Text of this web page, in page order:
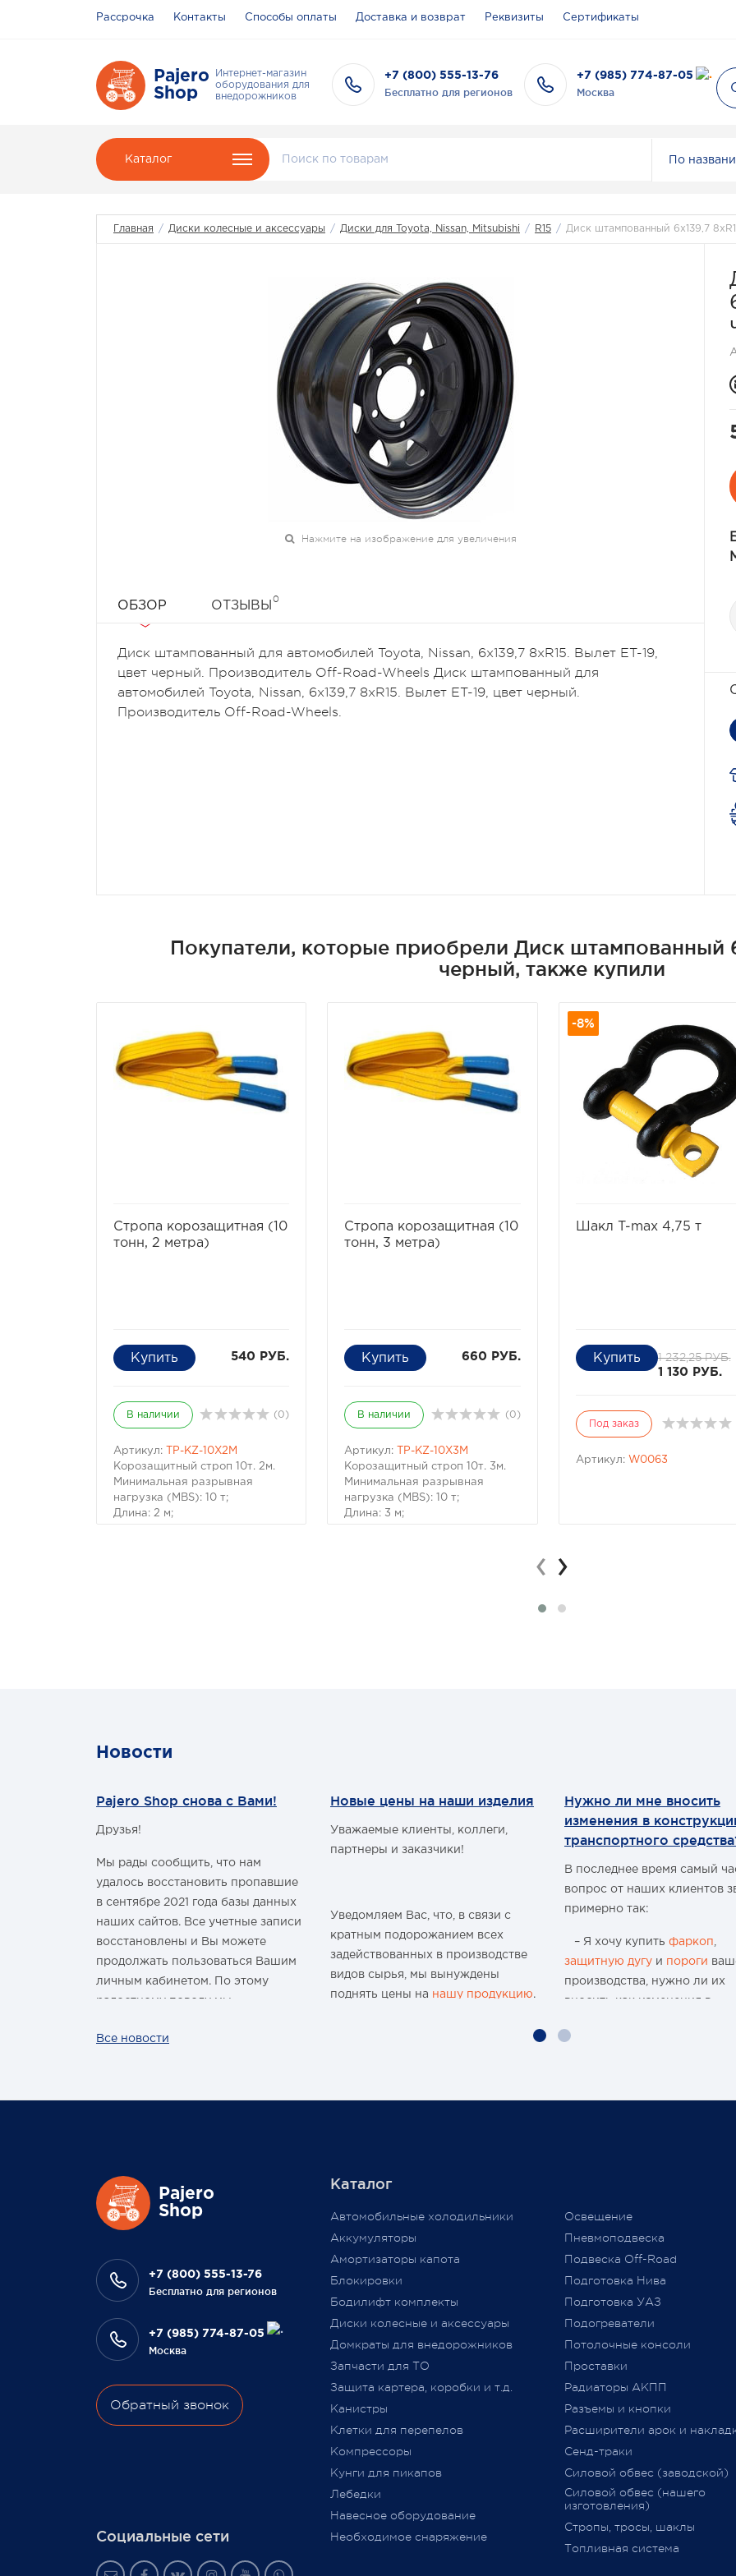
Рассрочка Контакты Способы оплаты Доставка и возврат Реквизиты Сертификаты
Pajero
Shop
Интернет-магазин
оборудования для
внедорожников
+7 (800) 555-13-76
Бесплатно для регионов
+7 (985) 774-87-05
Москва
Каталог По
Главная / Диски колесные и аксессуары / Диски для Toyota, Nissan, Mitsubishi / R15 / Диск штампованный 6x139,7
Нажмите на изображение для увеличения
ОБЗОР ОТЗЫВЫ
0
Диск штампованный для автомобилей Toyota, Nissan, 6x139,7 8xR15. Вылет ET-19,
цвет черный. Производитель Off-Road-Wheels Диск штампованный для
автомобилей Toyota, Nissan, 6x139,7 8xR15. Вылет ET-19, цвет черный.
Производитель Off-Road-Wheels.
Покупатели, которые приобрели Диск штампованный
черный, также купили
Стропа корозащитная (10
тонн, 2 метра)
540 РУБ.
В наличии (0)
Артикул:
TP-KZ-10X2M
Корозащитный строп 10т. 2м.
Минимальная разрывная
нагрузка (MBS): 10 т;
Длина: 2 м;
Стропа корозащитная (10
тонн, 3 метра)
660 РУБ.
В наличии (0)
Артикул:
TP-KZ-10X3M
Корозащитный строп 10т. 3м.
Минимальная разрывная
нагрузка (MBS): 10 т;
Длина: 3 м;
-8%
Шакл T-max 4,75 т
1 232,25 РУБ.
1 130 РУБ.
Под заказ
Артикул: W0063
‹ ›
Новости
Pajero Shop снова с Вами!
Друзья!
Мы рады сообщить, что нам
удалось восстановить пропавшие
в сентябре 2021 года базы данных
наших сайтов. Все учетные записи
восстановлены и Вы можете
продолжать пользоваться Вашим
личным кабинетом. По этому
радостному поводу мы
покупателю промокод со скидкой
Маруся от VK. Он отобразится в
Также 1 марта 2022 года мы
разыграем одну умную колонку
среди наших покупателей,
этого года.
Всегда Ваш, Pajero Shop
3 февраля 2022
Новые цены на наши изделия
Уважаемые клиенты, коллеги,
партнеры и заказчики!
Уведомляем Вас, что, в связи с
кратным подорожанием всех
задействованных в производстве
видов сырья, мы вынуждены
поднять цены на нашу продукцию.
повысить цены вновь...
что Вы выбираете нас и надежду
на дальнейшее плодотворное
сотрудничество.
Ваш Pajero Shop.
9 июля 2021
Нужно ли мне вносить
изменения в
транспортного
В последнее время самый
вопрос от наших клиентов
примерно так:
– Я хочу купить фаркоп
защитную дугу и пороги
производства, нужно ли их
вносить как изменения в
средства и что мне будет,
технического регламента
Таможенного союза (
018/2011) «О безопасности
колесных транспортных
принятого Решением
Таможенного союза от
№ 877 (с изменениями)
«Одобрение Типа
Средства
далее –
После прохождения всех
испытаний и проверок на
соответствие требований
018/2011, аккредитованным
органом сертификации
оформляетсяОТТС
определённую марку и
данный документвыдается на
Все новости
Pajero
Shop
+7 (800) 555-13-76
Бесплатно для регионов
+7 (985) 774-87-05
Москва
Обратный звонок
Социальные сети
Каталог
Автомобильные холодильники
Аккумуляторы
Амортизаторы капота
Блокировки
Бодилифт комплекты
Диски колесные и аксессуары
Домкраты для внедорожников
Запчасти для ТО
Защита картера, коробки и т.д.
Канистры
Клетки для перепелов
Компрессоры
Кунги для пикапов
Лебедки
Навесное оборудование
Необходимое снаряжение
Освещение
Пневмоподвеска
Подвеска Off-Road
Подготовка Нива
Подготовка УАЗ
Подогреватели
Потолочные консоли
Проставки
Радиаторы АКПП
Разъемы и кнопки
Расширители арок и
Сенд-траки
Силовой обвес (заводской)
Силовой обвес (нашего
изготовления)
Стропы, тросы, шаклы
Топливная система